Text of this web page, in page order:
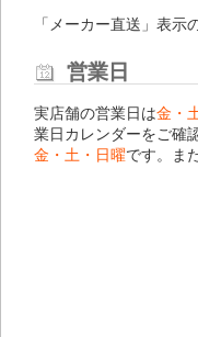
「メーカー直送」表
営業日
実店舗の営業日は金・
業日カレンダーをご確
金・土・日曜です。ま